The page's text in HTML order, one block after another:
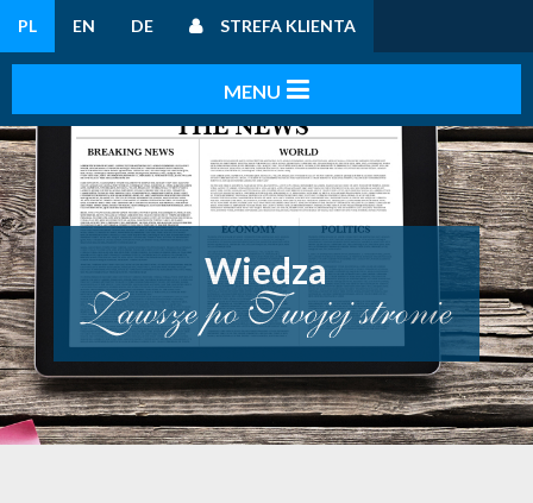
PL EN DE STREFA KLIENTA
Wiedza